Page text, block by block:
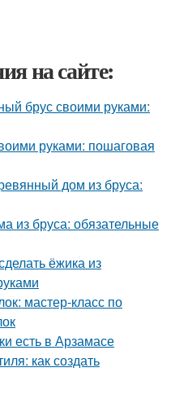
на сайте:
брус своими руками:
руками: пошаговая
дом из бруса:
из бруса: обязательные
ёжика из
мастер-класс по
есть в Арзамасе
как создать